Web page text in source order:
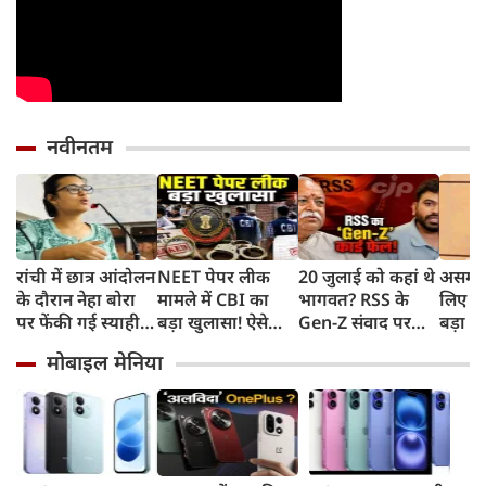
नवीनतम
रांची में छात्र आंदोलन
के दौरान नेहा बोरा
पर फेंकी गई स्याही,
पेलेट से नहीं डरे, इससे
भी नहीं डरेंगे
NEET पेपर लीक
मामले में CBI का
बड़ा खुलासा! ऐसे
हैरान करने वाला
तरीका आया सामने
20 जुलाई को कहां थे
भागवत? RSS के
Gen-Z संवाद पर
हमला, बोले- अब
बहुत देर हो गई!
असम
लिए
बड़ा
रुपए
मोबाइल मेनिया